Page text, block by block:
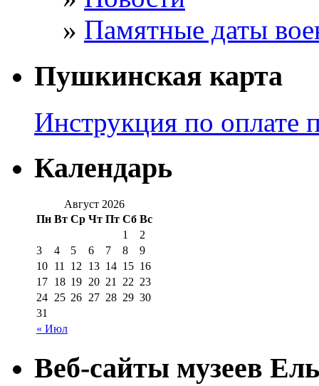
Памятные даты
Пушкинская карта
Инструкция по оплате
Календарь
Август 2026
Пн Вт Ср Чт Пт Сб Вс
« Июл
1
2
3
4 5 6 7 8
9
10 11 12 13 14 15 16
17 18 19 20 21 22 23
24 25 26 27 28 29 30
31
Веб-сайты музеев